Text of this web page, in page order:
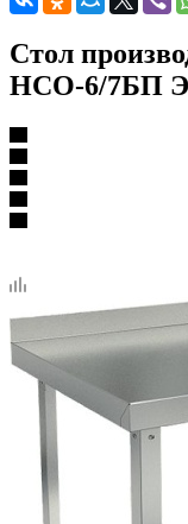
Стол
НСО-6/7БП